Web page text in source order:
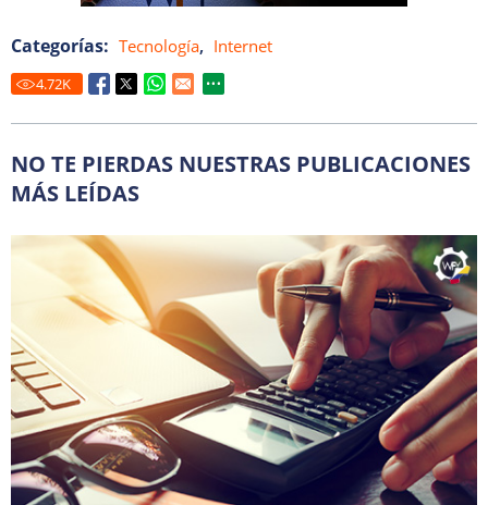
Categorías: Tecnología, Internet
4.72K
NO TE PIERDAS NUESTRAS PUBLICACIONES
MÁS LEÍDAS